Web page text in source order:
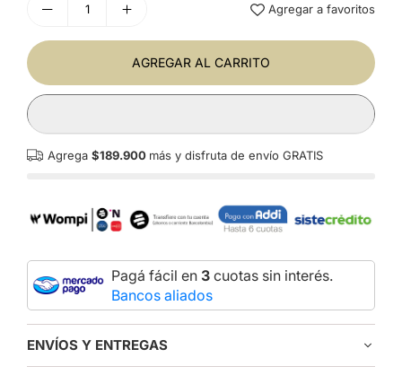
Agregar a favoritos
AGREGAR AL CARRITO
Agrega $189.900 más y disfruta de envío GRATIS
Pagá fácil en 3 cuotas sin interés.
Bancos aliados
ENVÍOS Y ENTREGAS